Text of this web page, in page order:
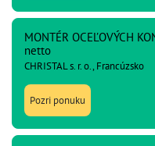
MONTÉR OCEĽOVÝCH
netto
CHRISTAL s. r. o., Francúzsko
Pozri ponuku